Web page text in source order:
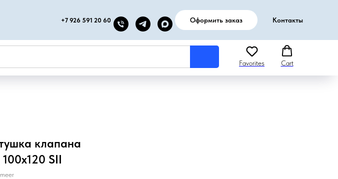
+7 926 591 20 60 Оформить заказ Контакты
Favorites Cart
клапана
SII